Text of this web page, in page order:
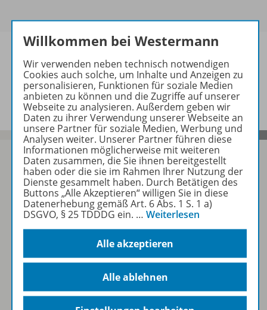
Beschreibung
Sofort profitieren
Zum Newsletter anmelden
Folgen Sie uns auf Social Media
Willkommen bei Westermann
Wir verwenden neben technisch notwendigen
Cookies auch solche, um Inhalte und Anzeigen zu
personalisieren, Funktionen für soziale Medien
anbieten zu können und die Zugriffe auf unserer
Webseite zu analysieren. Außerdem geben wir
Daten zu ihrer Verwendung unserer Webseite an
unsere Partner für soziale Medien, Werbung und
Analysen weiter. Unserer Partner führen diese
Informationen möglicherweise mit weiteren
Daten zusammen, die Sie ihnen bereitgestellt
haben oder die sie im Rahmen Ihrer Nutzung der
Dienste gesammelt haben. Durch Betätigen des
Buttons „Alle Akzeptieren“ willigen Sie in diese
Datenerhebung gemäß Art. 6 Abs. 1 S. 1 a)
DSGVO, § 25 TDDDG ein. … Weiterlesen
Alle akzeptieren
Alle ablehnen